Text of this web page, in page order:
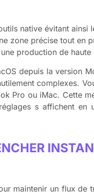
native évitant ainsi
zone précise tout en
production de
depuis la version
complexes.
Pro ou iMac. Cette
s affichent en
maintenir un flux de